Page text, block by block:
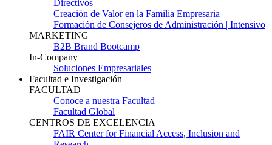
Directivos
Creación de Valor en la Familia Empresaria
Formación de Consejeros de Administración | Intensivo
MARKETING
B2B Brand Bootcamp
In-Company
Soluciones Empresariales
Facultad e Investigación
FACULTAD
Conoce a nuestra Facultad
Facultad Global
CENTROS DE EXCELENCIA
FAIR Center for Financial Access, Inclusion and